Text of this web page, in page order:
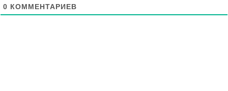
0 КОММЕНТАРИЕВ